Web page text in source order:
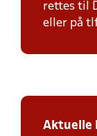
rettes til
eller på
Aktuelle